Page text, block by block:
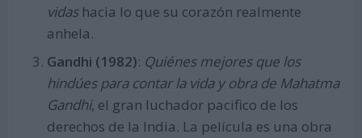
vidashacia lo que su corazón realmente
anhela.
Gandhi (1982): Quiénes mejores que los
hindúes para contar la vida y obra de Mahatma
Gandhi, el gran luchador pacifico de los
derechos de la India. La película es una obra